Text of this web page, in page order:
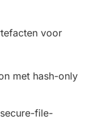
voor
met hash-only
file-